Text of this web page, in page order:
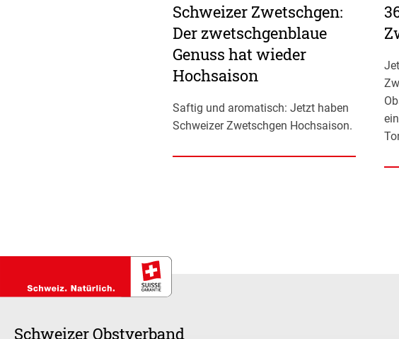
Schweizer Zwetschgen:
Der zwetschgenblaue
Genuss hat wieder
Hochsaison
Saftig und aromatisch: Jetzt haben
Schweizer Zwetschgen Hochsaison.
Schweizer Obstverband